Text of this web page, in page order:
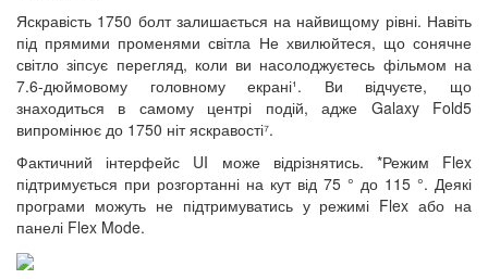
Яскравість 1750 болт залишається на найвищому рівні. Навіть
під прямими променями світла Не хвилюйтеся, що сонячне
світло зіпсує перегляд, коли ви насолоджуєтесь фільмом на
7.6-дюймовому головному екрані¹. Ви відчуєте, що
знаходиться в самому центрі подій, адже Galaxy Fold5
випромінює до 1750 ніт яскравості⁷.
Фактичний інтерфейс UI може відрізнятись. *Режим Flex
підтримується при розгортанні на кут від 75 ° до 115 °. Деякі
програми можуть не підтримуватись у режимі Flex або на
панелі Flex Mode.